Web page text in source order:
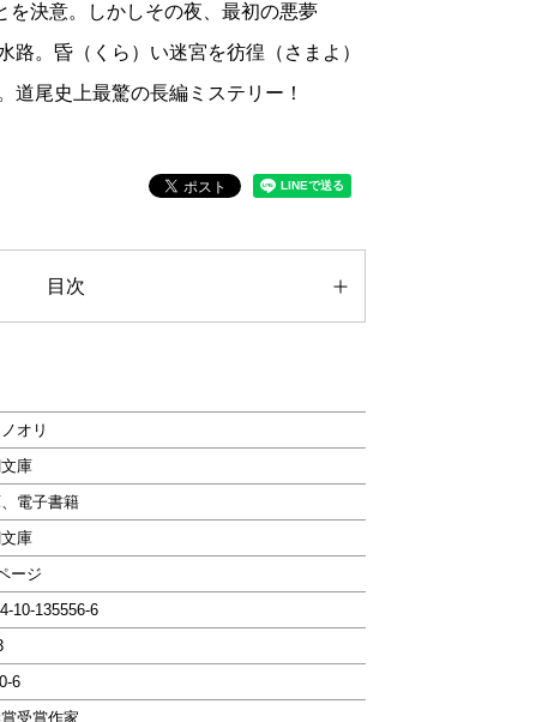
を決意。しかしその夜、最初の悪夢
。昏（くら）い迷宮を彷徨（さまよ）
道尾史上最驚の長編ミステリー！
目次
オリ
庫
電子書籍
庫
ージ
10-135556-6
6
受賞作家